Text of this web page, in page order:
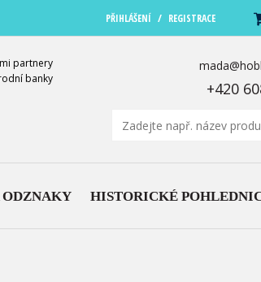
PŘIHLÁŠENÍ / REGISTRACE
partnery
banky
+420
HISTORICKÉ